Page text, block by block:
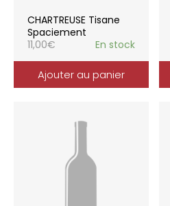
CHARTREUSE Tisane
Spaciement
11,00€ En stock
Ajouter au panier